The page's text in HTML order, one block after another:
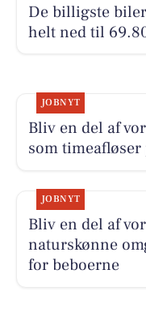
De billigste
helt ned til
JOBNYT
Bliv en del af
som timeafløser
JOBNYT
Bliv en del af
naturskønne
for beboerne